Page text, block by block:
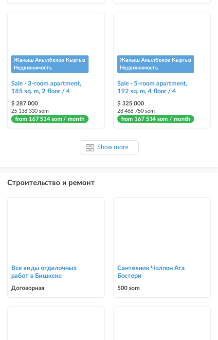
Жаныш Акылбеков Кыргыз
Недвижимость
Sale · 3-room apartment,
185 sq. m, 2 floor / 4
$ 287 000
25 138 330 som
from 167 514 som / month
Жаныш Акылбеков Кыргыз
Недвижимость
Sale · 5-room apartment,
192 sq. m, 4 floor / 4
$ 325 000
28 466 750 som
from 167 514 som / month
Show more
Строительство и ремонт
Все виды отделочных
работ в Бишкеке
Договорная
Сантехник Чолпон Ата
Бостери
500 som